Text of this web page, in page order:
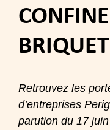
Retrouvez les
d’entreprises
parution du 17